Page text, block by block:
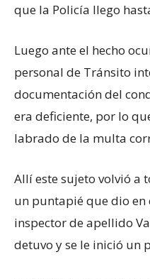
que la Policía llego
Luego ante el hecho
personal de Tránsito
documentación del
era deficiente, por lo
labrado de la multa
Allí este sujeto volvió a
un puntapié que dio en
inspector de apellido
detuvo y se le inició un